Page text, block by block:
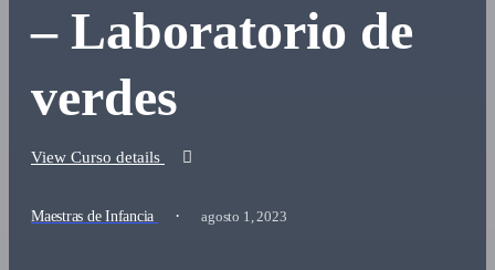
– Laboratorio de
verdes
View Curso details
Maestras de Infancia · agosto 1, 2023